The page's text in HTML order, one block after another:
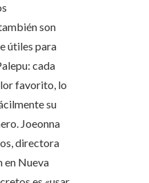
son
útiles para
cada
favorito, lo
su
Joeonna
directora
en Nueva